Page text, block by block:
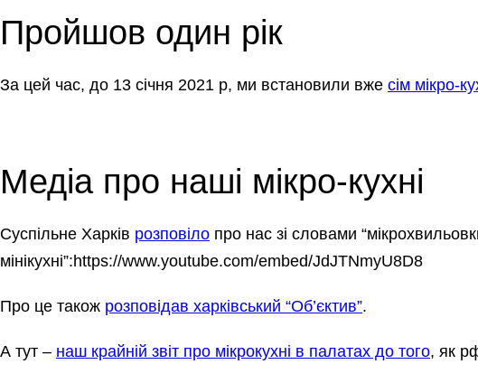
Пройшов один рік
За цей час, до 13 січня 2021 р, ми встановили вже сім мікро-
Медіа про наші мікро-кухні
Суспільне Харків розповіло про нас зі словами
мінікухні”:https://www.youtube.com/embed/JdJTNmyU8D8
Про це також розповідав харківський “Oб’єктив”.
А тут – наш крайній звіт про мікрокухні в палатах до того, як